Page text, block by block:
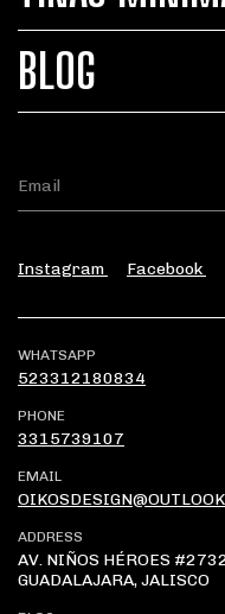
BLOG
Instagram Facebook
WHATSAPP
523312180834
PHONE
3315739107
EMAIL
ADDRESS
AV. NIÑOS HÉROES
GUADALAJARA, JALISCO